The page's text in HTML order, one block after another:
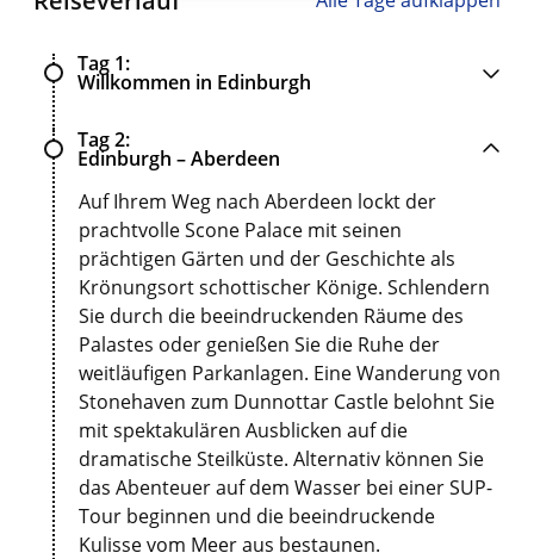
Tag 1
Willkommen in Edinburgh
Tag 2
Edinburgh – Aberdeen
Auf Ihrem Weg nach Aberdeen lockt der
prachtvolle Scone Palace mit seinen
prächtigen Gärten und der Geschichte als
Krönungsort schottischer Könige. Schlendern
Sie durch die beeindruckenden Räume des
Palastes oder genießen Sie die Ruhe der
weitläufigen Parkanlagen. Eine Wanderung von
Stonehaven zum Dunnottar Castle belohnt Sie
mit spektakulären Ausblicken auf die
dramatische Steilküste. Alternativ können Sie
das Abenteuer auf dem Wasser bei einer SUP-
Tour beginnen und die beeindruckende
Kulisse vom Meer aus bestaunen.